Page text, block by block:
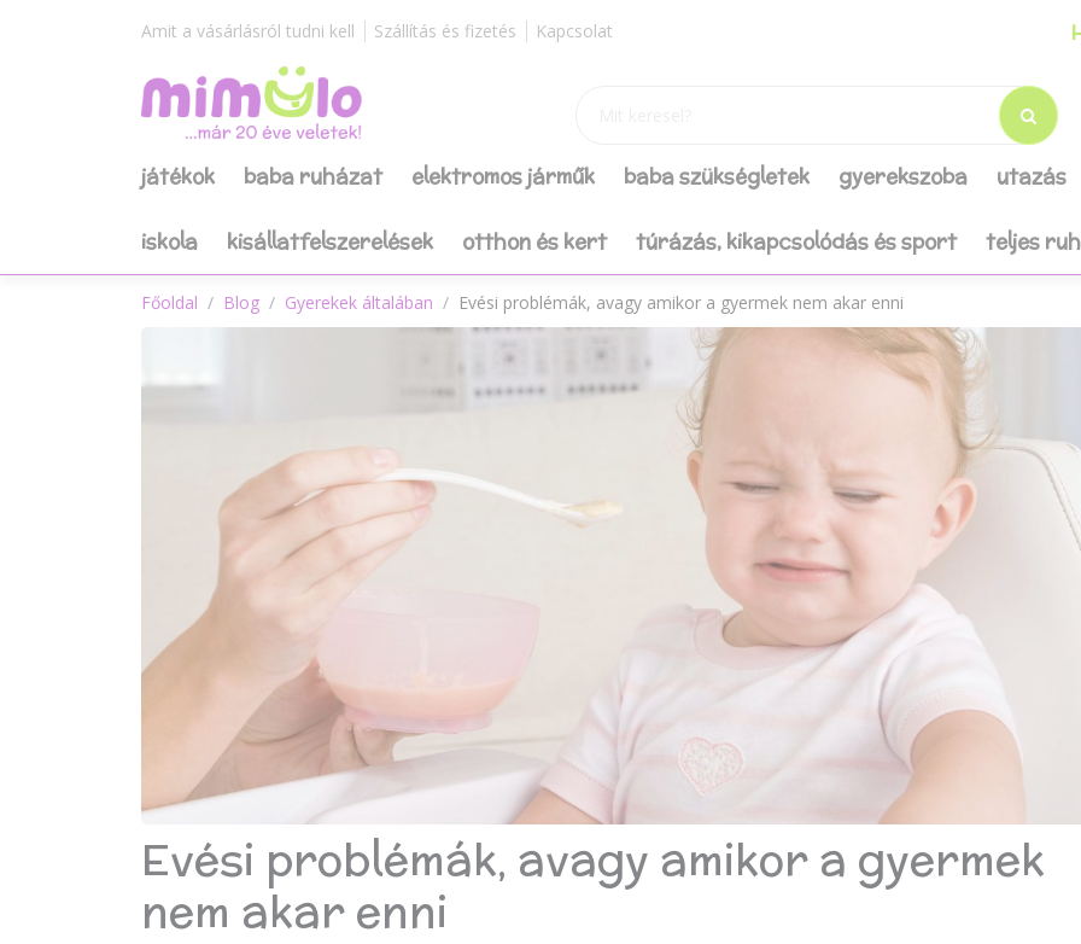
Amit a vásárlásról tudni kell Szállítás és fizetés Kapcsolat
játékok baba ruházat elektromos járműk baba szükségletek gyerekszoba utazás
iskola kisállatfelszerelések otthon és kert túrázás, kikapcsolódás és sport teljes
Főoldal Blog Gyerekek általában Evési problémák, avagy amikor a gyermek nem akar enni
Evési problémák, avagy amikor a gyermek
nem akar enni